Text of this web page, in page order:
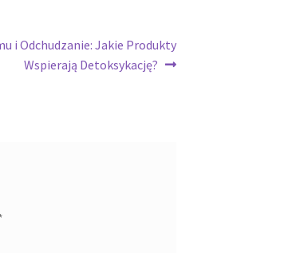
i Odchudzanie: Jakie Produkty
Wspierają Detoksykację?